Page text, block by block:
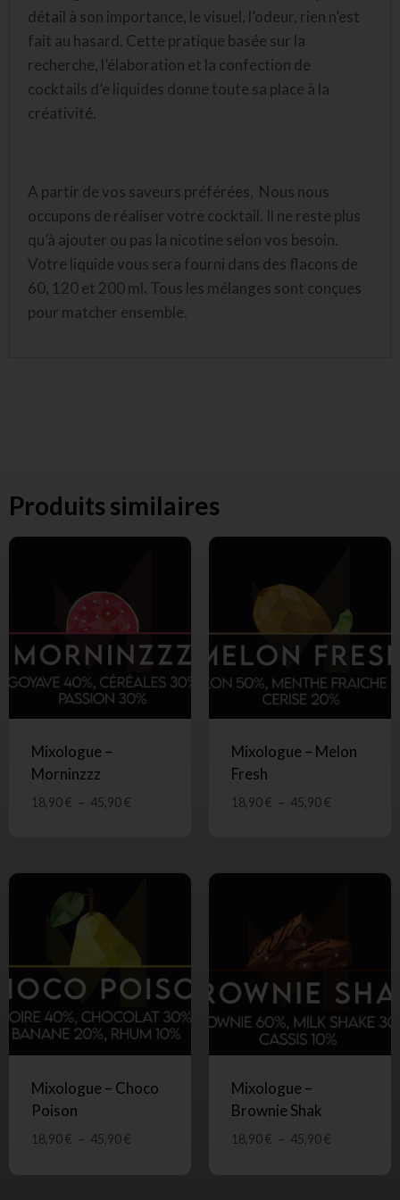
détail à son importance, le visuel, l’odeur, rien n’est
fait au hasard. Cette pratique basée sur la
recherche, l’élaboration et la confection de
cocktails d’e liquides donne toute sa place à la
créativité.
A partir de vos saveurs préférées, Nous nous
occupons de réaliser votre cocktail. Il ne reste plus
qu’à ajouter ou pas la nicotine selon vos besoin.
Votre liquide vous sera fourni dans des flacons de
60, 120 et 200 ml. Tous les mélanges sont conçues
pour matcher ensemble.
Produits similaires
Mixologue –
Morninzzz
18,90€ – 45,90€
Mixologue – Melon
Fresh
18,90€ – 45,90€
Mixologue – Choco
Poison
18,90€ – 45,90€
Mixologue –
Brownie Shak
18,90€ – 45,90€